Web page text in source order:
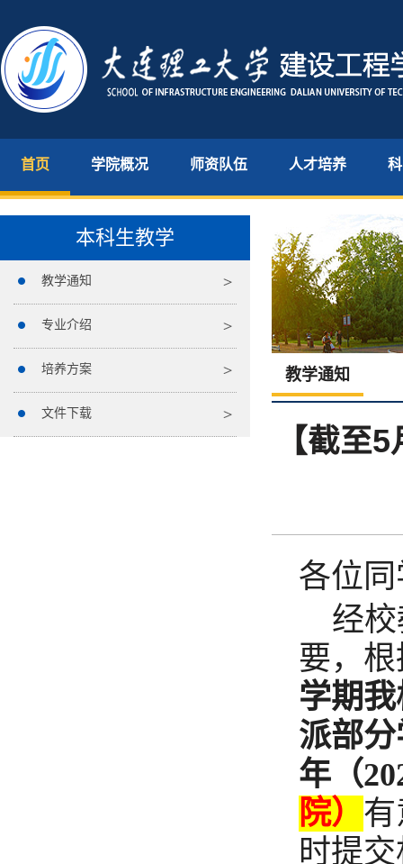
首页 学院概况 师资队伍 人才培养
本科生教学
教学通知
专业介绍
培养方案
文件下载
教学通知
【截至
各位
经
要，
学期
派部
年（
院）
时提